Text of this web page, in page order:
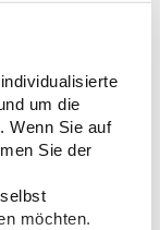
um die
Wenn Sie auf
Sie der
möchten.
Bio-
(Heather
ab12,55 € *